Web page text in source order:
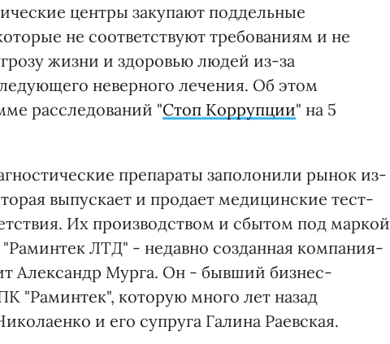
центры закупают поддельные
не соответствуют требованиям и не
жизни и здоровью людей из-за
неверного лечения. Об этом
расследований "Стоп Коррупции" на 5
препараты заполонили рынок из-
выпускает и продает медицинские тест-
Их производством и сбытом под маркой
ЛТД" - недавно созданная компания-
Александр Мурга. Он - бывший бизнес-
"Раминтек", которую много лет назад
и его супруга Галина Раевская.